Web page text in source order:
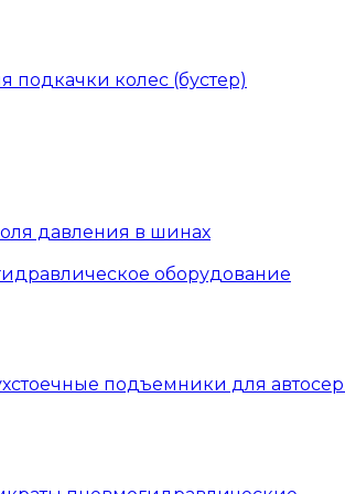
подкачки колес (бустер)
давления в шинах
оборудование
подъемники для